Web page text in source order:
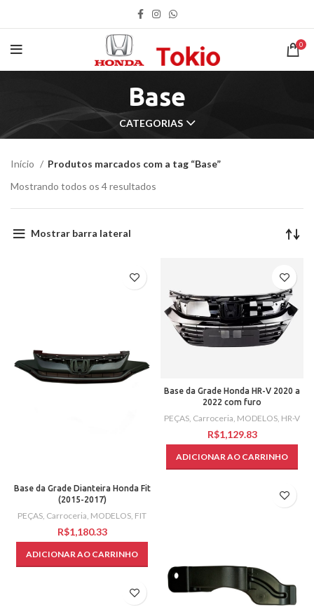
0
Base
CATEGORIAS
Início
Produtos marcados com a tag “Base”
Mostrando todos os 4 resultados
Mostrar barra lateral
Base da Grade Dianteira Honda Fit
(2015-2017)
PEÇAS, Carroceria, MODELOS, FIT
R$
ADICIONAR AO CARRINHO
Base da Grade Honda HR-V 2020 a
2022 com furo
PEÇAS Carroceria MODELOS HR-V
R$
ADICIONAR AO CARRINHO